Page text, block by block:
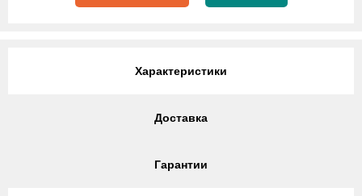
Характеристики
Доставка
Гарантии